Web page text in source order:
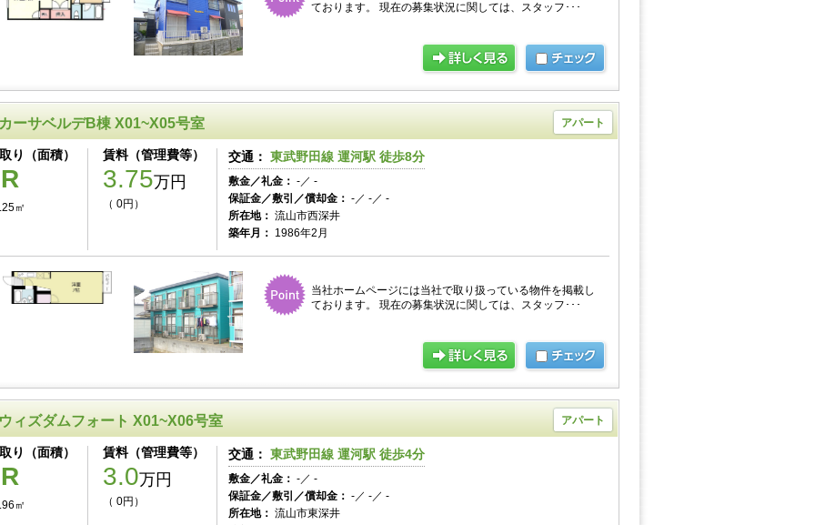
ております。 現在の募集状況に関しては、スタッフ･･･
ーサベルデB棟 X01~X05号室 アパート
り（面積）
㎡
賃料（管理費等）
3.75万円
（ 0円）
交通： 東武野田線 運河駅 徒歩8分
敷金／礼金： -／ -
保証金／敷引／償却金： -／ -／ -
所在地： 流山市西深井
築年月： 1986年2月
当社ホームページには当社で取り扱っている物件を掲載し
ております。 現在の募集状況に関しては、スタッフ･･･
ィズダムフォート X01~X06号室 アパート
り（面積）
㎡
賃料（管理費等）
3.0万円
（ 0円）
交通： 東武野田線 運河駅 徒歩4分
敷金／礼金： -／ -
保証金／敷引／償却金： -／ -／ -
所在地： 流山市東深井